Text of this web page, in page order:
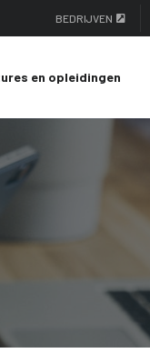
BEDRIJVEN
en opleidingen